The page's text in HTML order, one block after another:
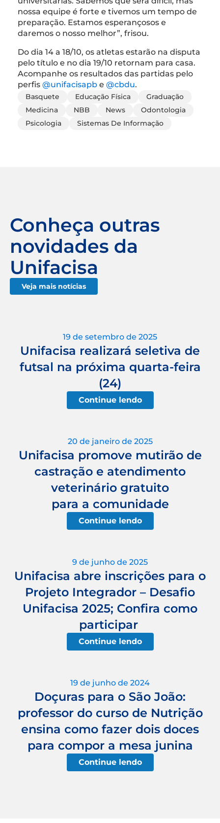
nossa equipe é forte e tivemos um tempo de
preparação. Estamos esperançosos e
daremos o nosso melhor”, frisou.
Do dia 14 a 18/10, os atletas estarão na disputa
pelo título e no dia 19/10 retornam para casa.
Acompanhe os resultados das partidas pelo
perfis @unifacisapb e @cbdu.
Basquete Educação Física
Graduação
Medicina
NBB News
Odontologia
Psicologia
Sistemas De Informação
Conheça outras
novidades da
Unifacisa
Veja mais notícias
19 de setembro de 2025
Unifacisa realizará seletiva de
futsal na próxima quarta-feira
(24)
Continue lendo
20 de janeiro de 2025
Unifacisa promove mutirão de
castração e atendimento
veterinário gratuito
para a comunidade
Continue lendo
9 de junho de 2025
Unifacisa abre inscrições para o
Projeto Integrador – Desafio
Unifacisa 2025; Confira como
participar
Continue lendo
19 de junho de 2024
Doçuras para o São João:
professor do curso de Nutrição
ensina como fazer dois doces
para compor a mesa junina
Continue lendo